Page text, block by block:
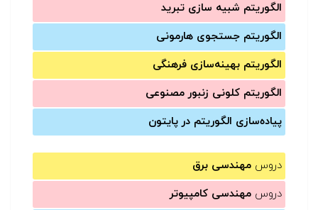
الگوریتم شبیه سازی تبرید
الگوریتم جستجوی هارمونی
الگوریتم بهینه‌سازی فرهنگی
الگوریتم کلونی زنبور مصنوعی
پیاده‌سازی الگوریتم در پایتون
دروس مهندسی برق
دروس مهندسی کامپیوتر